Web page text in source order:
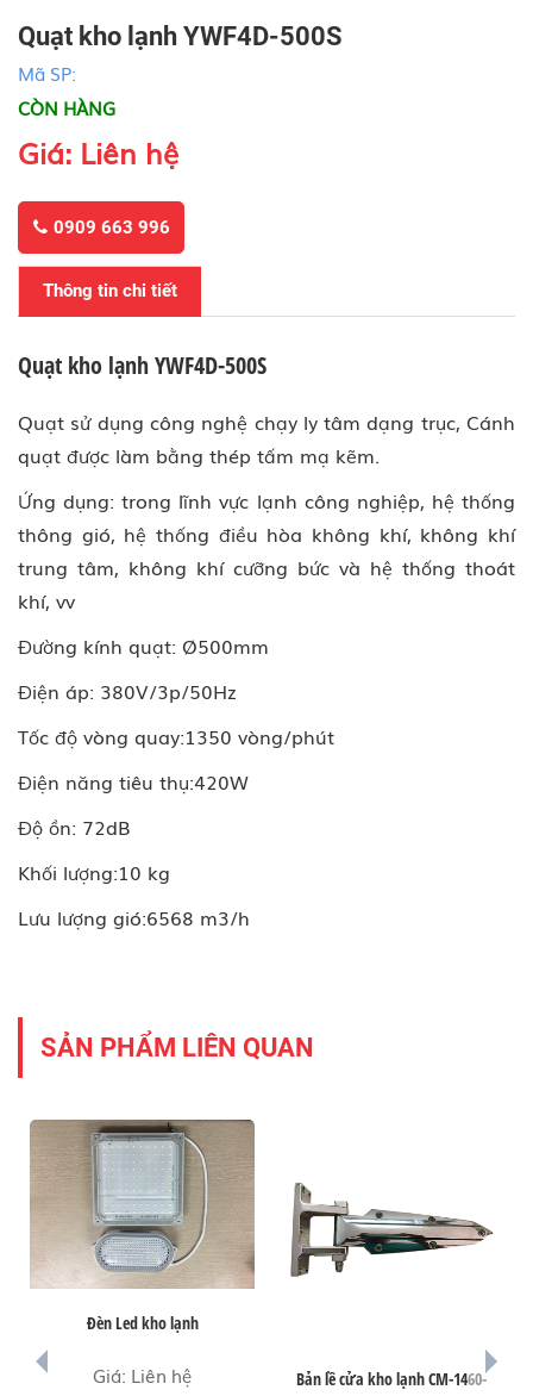
Quạt kho lạnh YWF4D-500S
Mã SP:
CÒN HÀNG
Giá: Liên hệ
0909 663 996
Thông tin chi tiết
Quạt kho lạnh YWF4D-500S
Quạt sử dụng công nghệ chạy ly tâm dạng trục, Cánh
quạt được làm bằng thép tấm mạ kẽm.
Ứng dụng: trong lĩnh vực lạnh công nghiệp, hệ thống
thông gió, hệ thống điều hòa không khí, không khí
trung tâm, không khí cưỡng bức và hệ thống thoát
khí, vv
Đường kính quạt: Ø500mm
Điện áp: 380V/3p/50Hz
Tốc độ vòng quay:1350 vòng/phút
Điện năng tiêu thụ:420W
Độ ồn: 72dB
Khối lượng:10 kg
Lưu lượng gió:6568 m3/h
SẢN PHẨM LIÊN QUAN
Đèn Led kho lạnh
Giá: Liên hệ
Bản lề cửa kho lạnh CM-1460-
prev next